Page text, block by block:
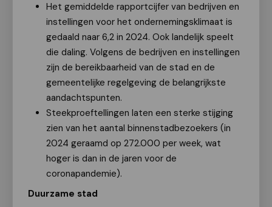
Het gemiddelde rapportcijfer van bedrijven en
instellingen voor het ondernemingsklimaat is
gedaald naar 6,2 in 2024. Ook landelijk speelt
die daling. Volgens de bedrijven en instellingen
zijn de bereikbaarheid van de stad en de
gemeentelijke regelgeving de belangrijkste
aandachtspunten.
Steekproeftellingen laten een sterke stijging
zien van het aantal binnenstadbezoekers (in
2024 geraamd op 272.000 per week, wat
hoger is dan in de jaren voor de
coronapandemie).
Duurzame stad